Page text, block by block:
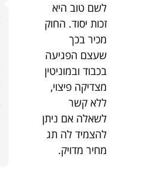
לשם טוב היא
זכות יסוד. החוק
מכיר בכך
שעצם הפגיעה
בכבוד ובמוניטין
מצדיקה פיצוי,
ללא קשר
לשאלה אם ניתן
להצמיד לה תג
מחיר מדויק.